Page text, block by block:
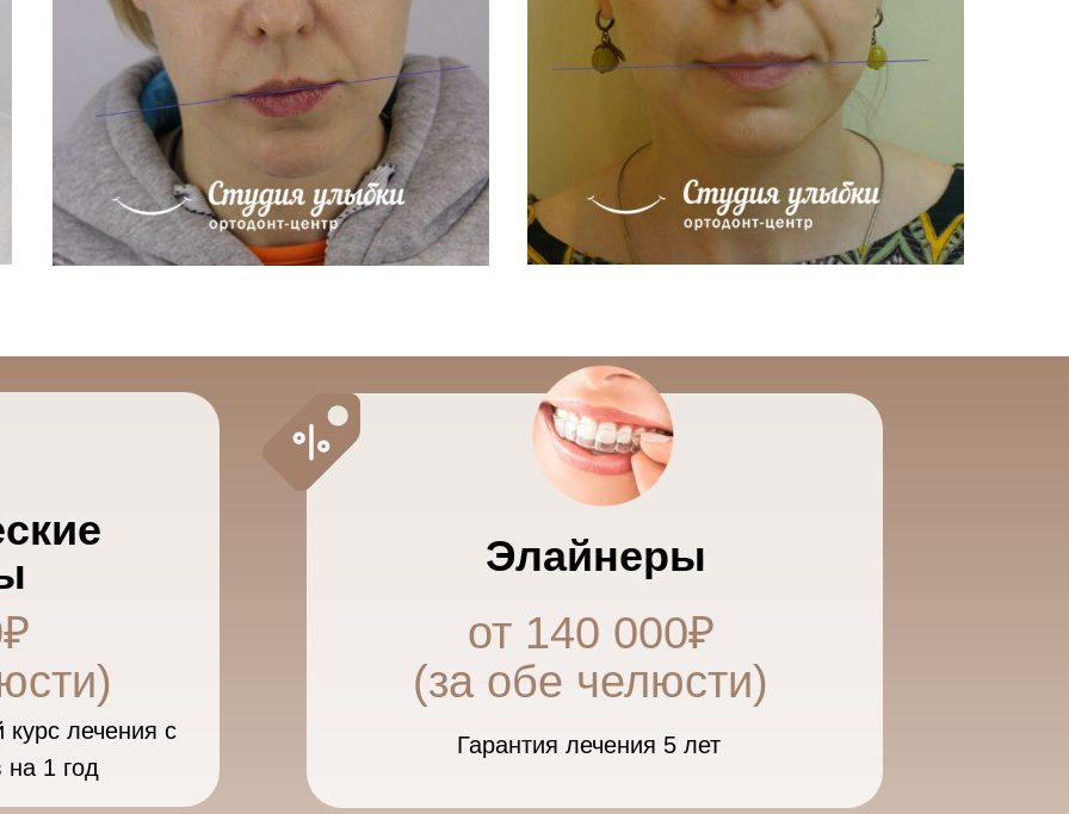
лечения с
на 1 год
Элайнеры
от 140 000₽
(за обе челюсти)
Гарантия лечения 5 лет